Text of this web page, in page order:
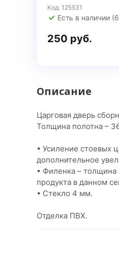
Код: 125531
Есть в наличии
250 руб.
Описание
Царговая дверь
Толщина полотна –
• Усиление стоевых
дополнительное
• Филенка –
продукта в данном
• Стекло 4 мм.
Отделка ПВХ.